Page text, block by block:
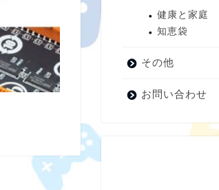
健康と家庭
知恵袋
その他
お問い合わせ